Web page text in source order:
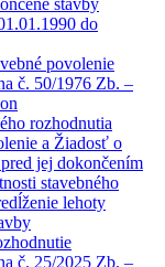
stavby
do
povolenie
č. 50/1976 Zb. –
rozhodnutia
a Žiadosť o
jej dokončením
stavebného
lehoty
č. 25/2025 Zb. –